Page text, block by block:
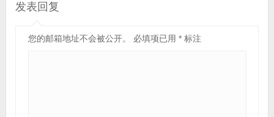
发表回复
您的邮箱地址不会被公开。 必填项已用 *标注